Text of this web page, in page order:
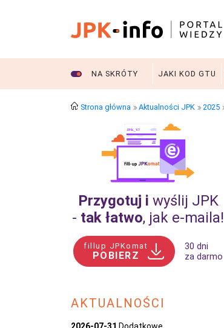
NA SKRÓTY JAKI KOD GTU
Strona główna Aktualności JPK 2025
Przygotuj i wyślij JPK
- tak łatwo, jak e‑maila!
fillup JPKomat
POBIERZ
30 dni
za darmo
AKTUALNOŚCI